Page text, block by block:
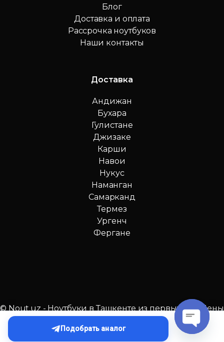
Подобрать аналог
Блог
Доставка и оплата
Рассрочка ноутбуков
Наши контакты
Доставка
Андижан
Бухара
Гулистане
Джизаке
Карши
Навои
Нукус
Наманган
Самарканд
Термез
Ургенч
Фергане
© Nout.uz - Ноутбуки в Ташкенте из первых рук. Цены